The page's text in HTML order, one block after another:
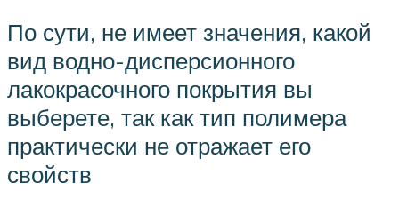
По сути, не имеет значения, какой
вид водно-дисперсионного
лакокрасочного покрытия вы
выберете, так как тип полимера
практически не отражает его
свойств